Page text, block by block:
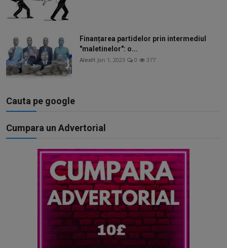
Finanțarea partidelor prin intermediul
"maletinelor": o...
AlexH Jan 1, 2023 0 377
Cauta pe google
Cumpara un Advertorial